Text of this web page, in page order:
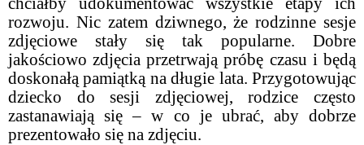
rozwoju. Nic zatem dziwnego, że rodzinne sesje
zdjęciowe stały się tak popularne. Dobre
jakościowo zdjęcia przetrwają próbę czasu i będą
doskonałą pamiątką na długie lata. Przygotowując
dziecko do sesji zdjęciowej, rodzice często
zastanawiają się – w co je ubrać, aby dobrze
prezentowało się na zdjęciu.